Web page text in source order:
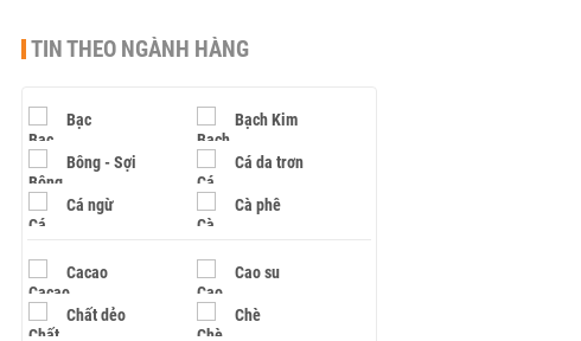
TIN THEO NGÀNH HÀNG
Bạc Bạch Kim
Bông - Sợi Cá da trơn
Cá ngừ Cà phê
Cacao Cao su
Chất dẻo Chè